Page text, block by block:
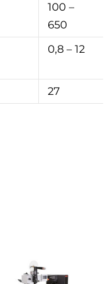
100 –
650
0,8 – 12
27